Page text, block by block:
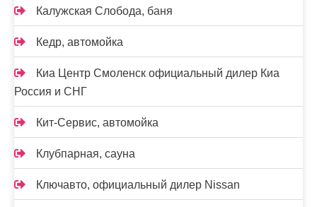
Калужская Слобода, баня
Кедр, автомойка
Киа Центр Смоленск официальный дилер Киа
Россия и СНГ
Кит-Сервис, автомойка
Клубпарная, сауна
Ключавто, официальный дилер Nissan